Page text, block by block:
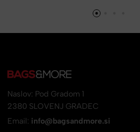
Naslov: Pod Gradom 1
2380 SLOVENJ GRADEC
Email: info@bagsandmore.si